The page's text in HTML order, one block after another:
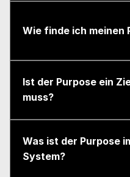
Wie finde ich meinen
Ist der Purpose ein
muss?
Was ist der Purpose
System?